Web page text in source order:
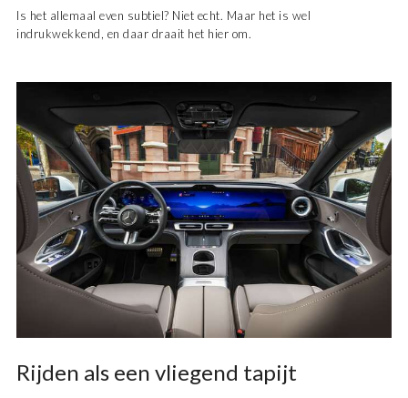
Is het allemaal even subtiel? Niet echt. Maar het is wel
indrukwekkend, en daar draait het hier om.
Rijden als een vliegend tapijt